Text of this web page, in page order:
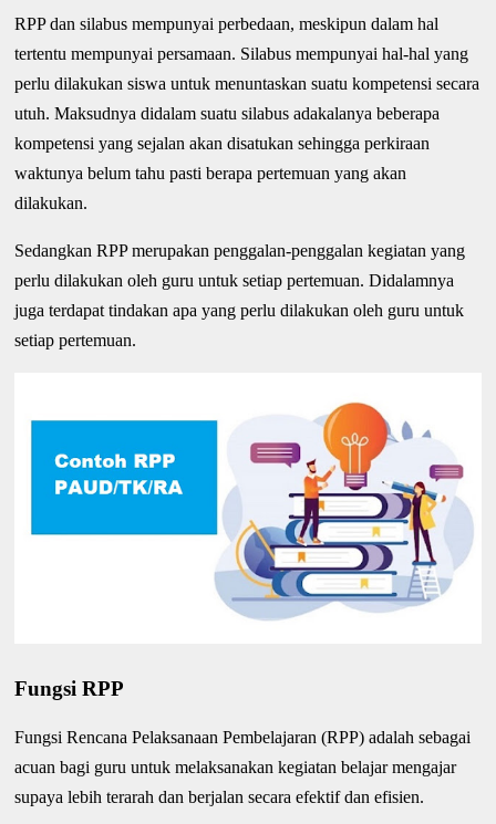
RPP dan silabus mempunyai perbedaan, meskipun dalam hal
tertentu mempunyai persamaan. Silabus mempunyai hal-hal yang
perlu dilakukan siswa untuk menuntaskan suatu kompetensi secara
utuh. Maksudnya didalam suatu silabus adakalanya beberapa
kompetensi yang sejalan akan disatukan sehingga perkiraan
waktunya belum tahu pasti berapa pertemuan yang akan
dilakukan.
Sedangkan RPP merupakan penggalan-penggalan kegiatan yang
perlu dilakukan oleh guru untuk setiap pertemuan. Didalamnya
juga terdapat tindakan apa yang perlu dilakukan oleh guru untuk
setiap pertemuan.
Fungsi RPP
Fungsi Rencana Pelaksanaan Pembelajaran (RPP) adalah sebagai
acuan bagi guru untuk melaksanakan kegiatan belajar mengajar
supaya lebih terarah dan berjalan secara efektif dan efisien.